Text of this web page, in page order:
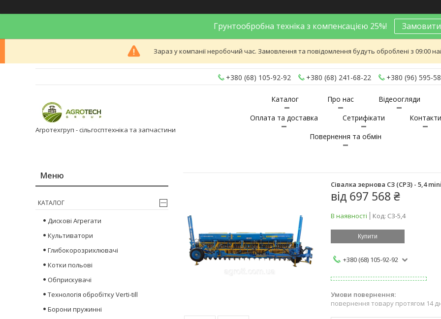
Грунтообробна техніка з компенсацією 25%!
Зараз у компанії неробочий час. Замовлення та повідомлення будуть оброблені з 09:00
+380 (68) 105-92-92 +380 (68) 241-68-22 +380 (96) 595-
Агротехгруп - сільгосптехніка та запчастини
Каталог Про нас
Відеоогляди
Оплата та доставка
Сетрифікати
Контакти
Повернення та обмін
Сівалка зернова СЗ (СРЗ) - 5,4
від 697 568 ₴
В наявності Код: СЗ-5,4
Купити
+380 (68) 105-92-92
повернення товару протягом 14
КАТАЛОГ
Дискові Агрегати
Культиватори
Глибокорозрихлювачі
Котки польові
Обприскувачі
Технологія обробітку Verti-till
Борони пружинні